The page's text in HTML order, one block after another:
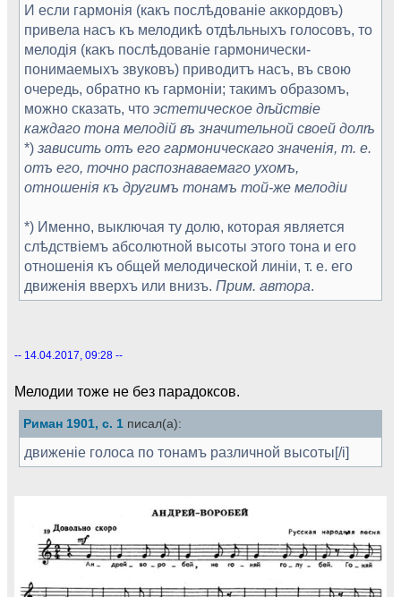
И если гармонія (какъ послѣдованіе аккордовъ)
привела насъ къ мелодикѣ отдѣльныхъ голосовъ, то
мелодія (какъ послѣдованіе гармонически-
понимаемыхъ звуковъ) приводитъ насъ, въ свою
очередь, обратно къ гармоніи; такимъ образомъ,
можно сказать, что эстетическое дѣйствіе
каждаго тона мелодій въ значительной своей долѣ
*) зависить отъ его гармоническаго значенія, т. е.
отъ его, точно распознаваемаго ухомъ,
отношенія къ другимъ тонамъ той-же мелодіи
*) Именно, выключая ту долю, которая является
слѣдствіемъ абсолютной высоты этого тона и его
отношенія къ общей мелодической линіи, т. е. его
движенія вверхъ или внизъ. Прим. автора.
-- 14.04.2017, 09:28 --
Мелодии тоже не без парадоксов.
Риман 1901, с. 1 писал(а):
движеніе голоса по тонамъ раз­личной высоты[/i]